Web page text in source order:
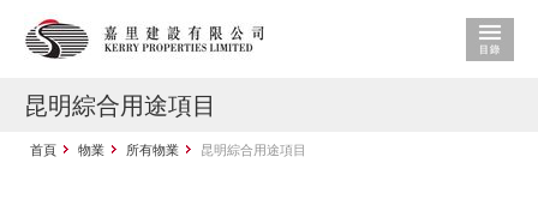
昆明綜合用途項目
首頁 物業 所有物業 昆明綜合用途項目